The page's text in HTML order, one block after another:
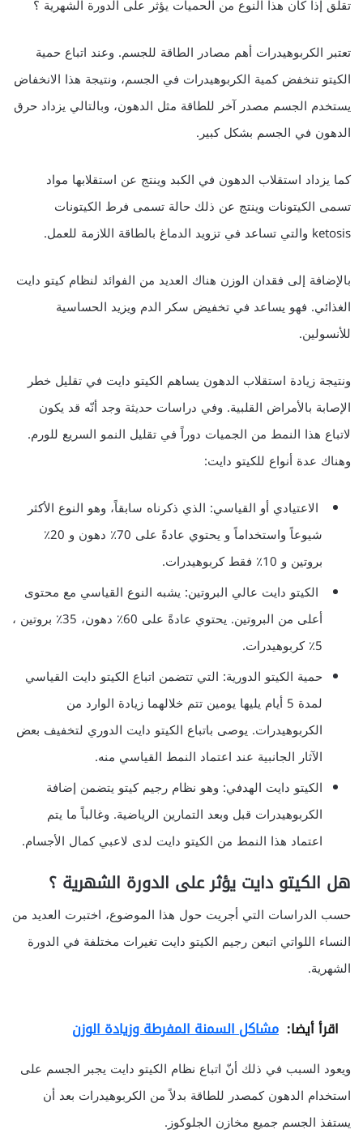
تقلق إذا كان هذا النوع من الحميات يؤثر على الدورة الشهرية ؟
تعتبر الكربوهيدرات أهم مصادر الطاقة للجسم. وعند اتباع حمية
الكيتو تنخفض كمية الكربوهيدرات في الجسم، ونتيجة هذا الانخفاض
يستخدم الجسم مصدر آخر للطاقة مثل الدهون، وبالتالي يزداد حرق
الدهون في الجسم بشكل كبير.
كما يزداد استقلاب الدهون في الكبد وينتج عن استقلابها مواد
تسمى الكيتونات وينتج عن ذلك حالة تسمى فرط الكيتونات
ketosis والتي تساعد في تزويد الدماغ بالطاقة اللازمة للعمل.
بالإضافة إلى فقدان الوزن هناك العديد من الفوائد لنظام كيتو دايت
الغذائي. فهو يساعد في تخفيض سكر الدم ويزيد الحساسية
للأنسولين.
ونتيجة زيادة استقلاب الدهون يساهم الكيتو دايت في تقليل خطر
الإصابة بالأمراض القلبية. وفي دراسات حديثة وجد أنّه قد يكون
لاتباع هذا النمط من الجميات دوراً في تقليل النمو السريع للورم.
وهناك عدة أنواع للكيتو دايت:
الاعتيادي أو القياسي: الذي ذكرناه سابقاً، وهو النوع الأكثر
شيوعاً واستخداماً و يحتوي عادةً على 70٪ دهون و 20٪
بروتين و 10٪ فقط كربوهيدرات.
الكيتو دايت عالي البروتين: يشبه النوع القياسي مع محتوى
أعلى من البروتين. يحتوي عادةً على 60٪ دهون، 35٪ بروتين ،
5٪ كربوهيدرات.
حمية الكيتو الدورية: التي تتضمن اتباع الكيتو دايت القياسي
لمدة 5 أيام يليها يومين تتم خلالهما زيادة الوارد من
الكربوهيدرات. يوصى باتباع الكيتو دايت الدوري لتخفيف بعض
الآثار الجانبية عند اعتماد النمط القياسي منه.
الكيتو دايت الهدفي: وهو نظام رجيم كيتو يتضمن إضافة
الكربوهيدرات قبل وبعد التمارين الرياضية. وغالباً ما يتم
اعتماد هذا النمط من الكيتو دايت لدى لاعبي كمال الأجسام.
هل الكيتو دايت يؤثر على الدورة الشهرية ؟
حسب الدراسات التي أجريت حول هذا الموضوع، اختبرت العديد من
النساء اللواتي اتبعن رجيم الكيتو دايت تغيرات مختلفة في الدورة
الشهرية.
اقرأ أيضا: مشاكل السمنة المفرطة وزيادة الوزن
ويعود السبب في ذلك أنّ اتباع نظام الكيتو دايت يجبر الجسم على
استخدام الدهون كمصدر للطاقة بدلاً من الكربوهيدرات بعد أن
يستفذ الجسم جميع مخازن الجلوكوز.